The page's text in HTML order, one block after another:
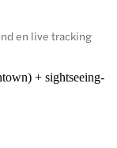
en live tracking
+ sightseeing-